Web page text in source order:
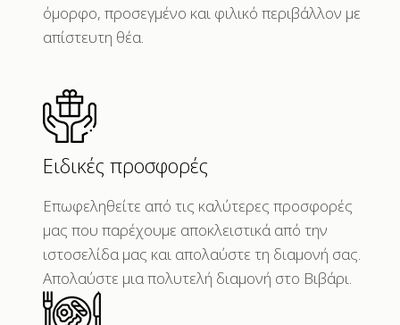
όμορφο, προσεγμένο και φιλικό περιβάλλον με
απίστευτη θέα.
Ειδικές προσφορές
Επωφεληθείτε από τις καλύτερες προσφορές
μας που παρέχουμε αποκλειστικά από την
ιστοσελίδα μας και απολαύστε τη διαμονή σας.
Απολαύστε μια πολυτελή διαμονή στο Βιβάρι.